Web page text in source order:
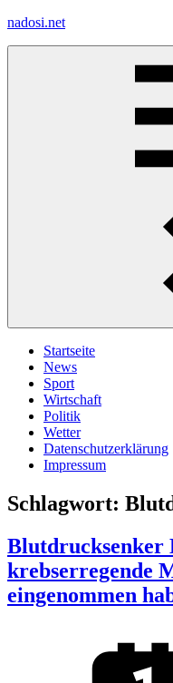
Zum
nadosi.net
Startseite
News
Sport
Wirtschaft
Politik
Wetter
Datenschutzerklärung
Impressum
Schlagwort:
Blutdrucksenker
krebserregende
eingenommen